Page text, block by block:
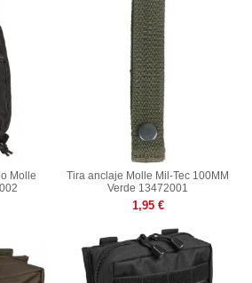
Molle
Tira anclaje Molle Mil-Tec 100MM
Verde 13472001
1,95 €